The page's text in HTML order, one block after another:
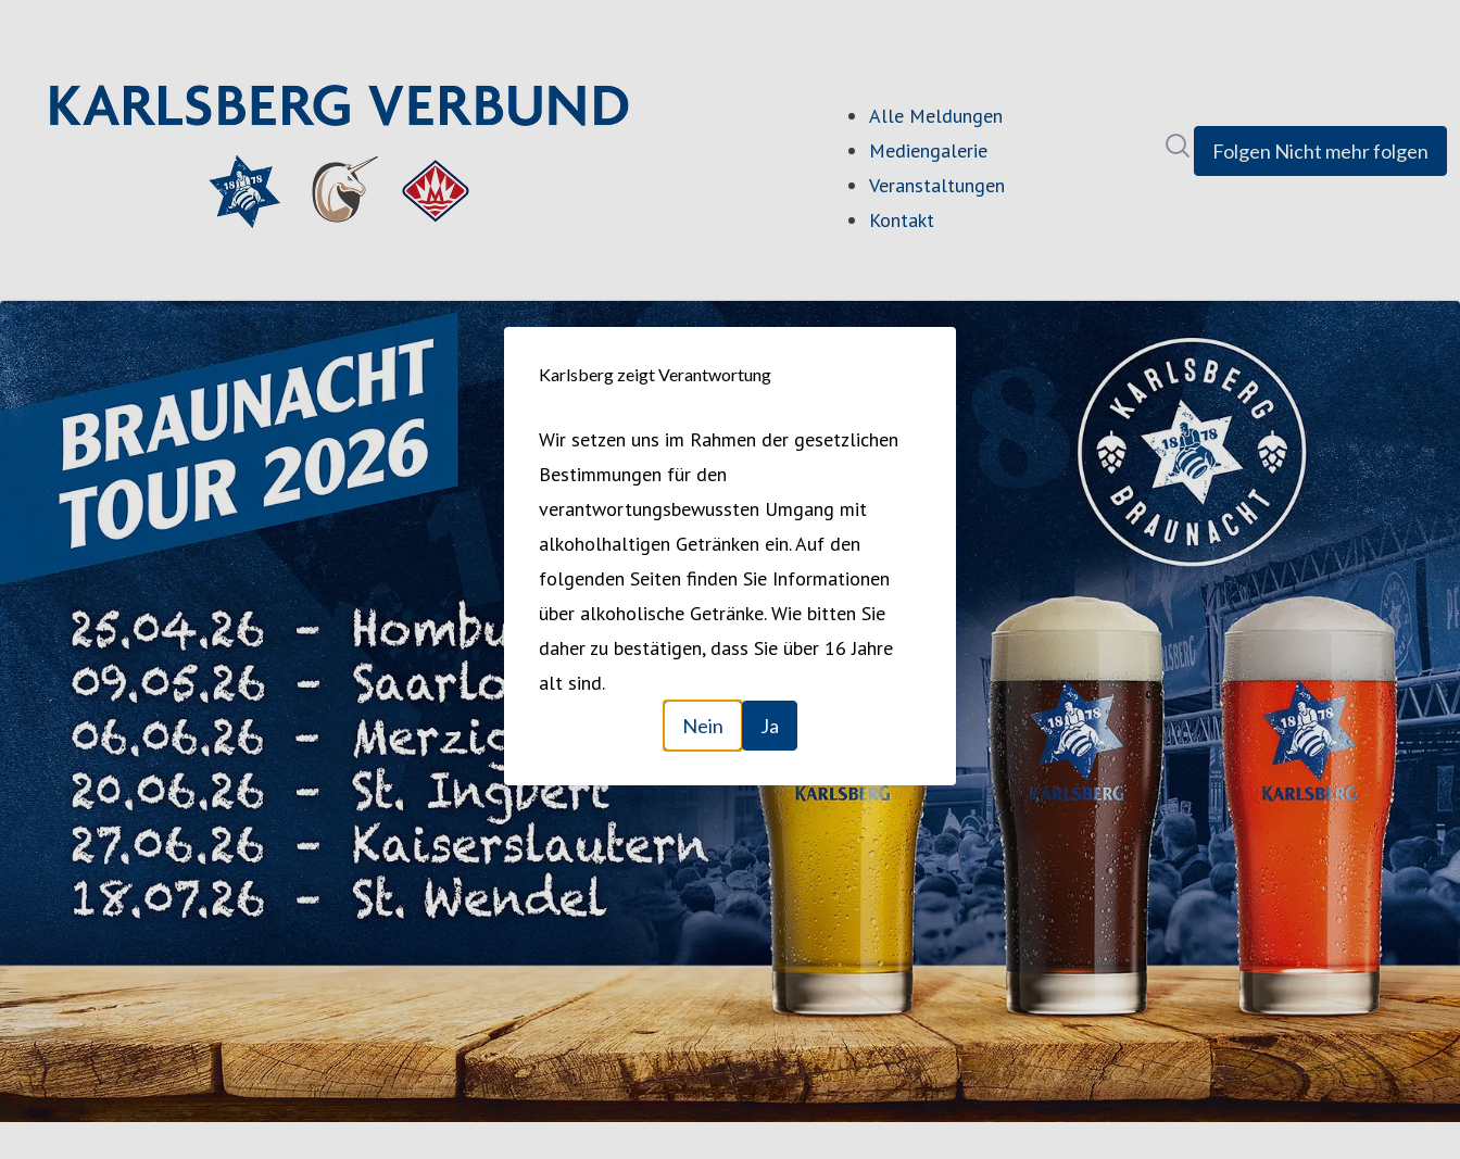
Karlsberg zeigt Verantwortung
Wir setzen uns im Rahmen der gesetzlichen
Bestimmungen für den
verantwortungsbewussten Umgang mit
alkoholhaltigen Getränken ein. Auf den
folgenden Seiten finden Sie Informationen
über alkoholische Getränke. Wie bitten Sie
daher zu bestätigen, dass Sie über 16 Jahre
alt sind.
Nein Ja
Alle Meldungen
Mediengalerie
Veranstaltungen
Kontakt
Folgen Nicht mehr folgen